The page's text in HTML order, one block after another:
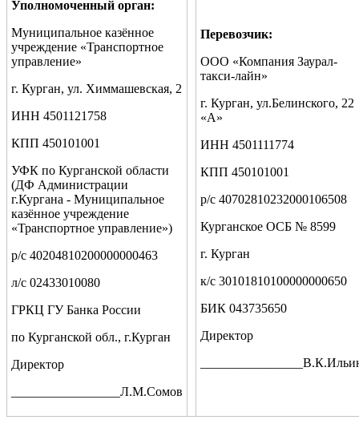
Уполномоченный орган:
Муниципальное казённое
учреждение «Транспортное
управление»
г. Курган, ул. Химмашевская, 2
ИНН 4501121758
КПП 450101001
УФК по Курганской области
(ДФ Администрации
г.Кургана - Муниципальное
казённое учреждение
«Транспортное управление»)
р/с 40204810200000000463
л/с 02433010080
ГРКЦ ГУ Банка России
по Курганской обл., г.Курган
Директор
_________________Л.М.Сомов
Перевозчик:
ООО «Компания Заурал-
такси-лайн»
г. Курган, ул.Белинского, 22
«А»
ИНН 4501111774
КПП 450101001
р/с 40702810232000106508
Курганское ОСБ № 8599
г. Курган
к/с 30101810100000000650
БИК 043735650
Директор